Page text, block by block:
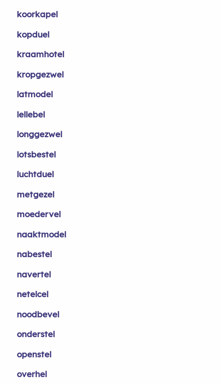
koorkapel
kopduel
kraamhotel
kropgezwel
latmodel
lellebel
longgezwel
lotsbestel
luchtduel
metgezel
moedervel
naaktmodel
nabestel
navertel
netelcel
noodbevel
onderstel
openstel
overhel